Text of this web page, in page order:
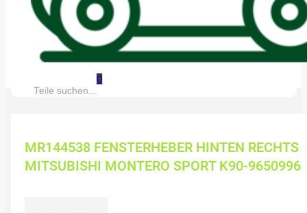
0
Suche:
MR144538 FENSTERHEBER HINTEN RECHTS
MITSUBISHI MONTERO SPORT K90-9650996